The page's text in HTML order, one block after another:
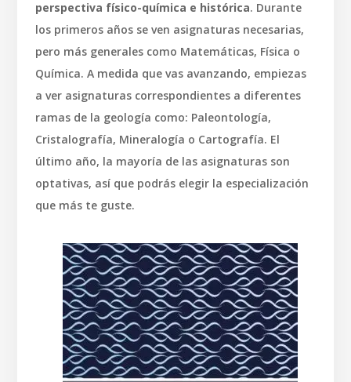
perspectiva físico-química e histórica. Durante
los primeros años se ven asignaturas necesarias,
pero más generales como Matemáticas, Física o
Química. A medida que vas avanzando, empiezas
a ver asignaturas correspondientes a diferentes
ramas de la geología como: Paleontología,
Cristalografía, Mineralogía o Cartografía. El
último año, la mayoría de las asignaturas son
optativas, así que podrás elegir la especialización
que más te guste.